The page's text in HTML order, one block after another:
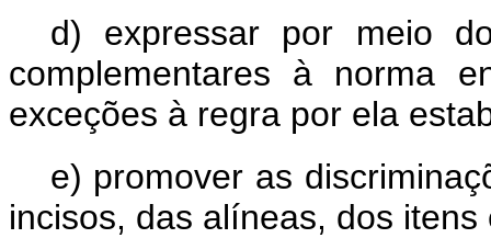
d) expressar por meio
complementares à norma
exceções à regra por ela
e) promover as
incisos, das alíneas, dos